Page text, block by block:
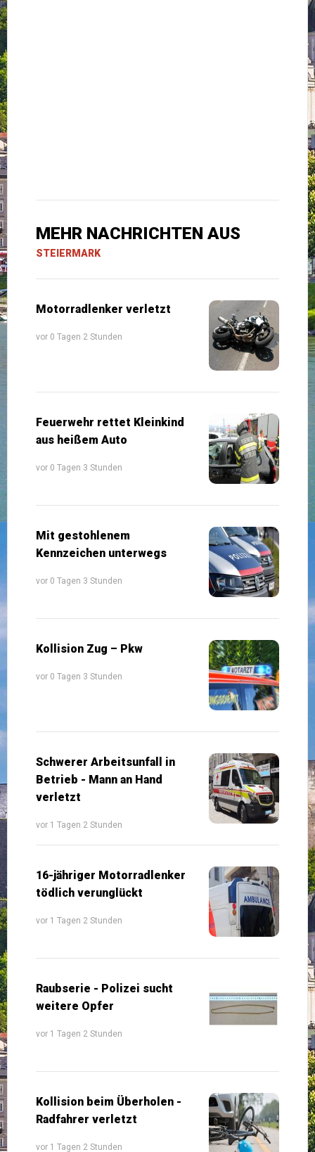
MEHR NACHRICHTEN AUS
STEIERMARK
Motorradlenker verletzt
vor 0 Tagen 2 Stunden
Feuerwehr rettet Kleinkind
aus heißem Auto
vor 0 Tagen 3 Stunden
Mit gestohlenem
Kennzeichen unterwegs
vor 0 Tagen 3 Stunden
Kollision Zug – Pkw
vor 0 Tagen 3 Stunden
Schwerer Arbeitsunfall in
Betrieb - Mann an Hand
verletzt
vor 1 Tagen 2 Stunden
16-jähriger Motorradlenker
tödlich verunglückt
vor 1 Tagen 2 Stunden
Raubserie - Polizei sucht
weitere Opfer
vor 1 Tagen 2 Stunden
Kollision beim Überholen -
Radfahrer verletzt
vor 1 Tagen 2 Stunden